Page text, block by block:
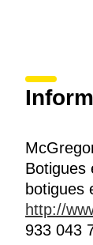
Botigues
botigues
http://
933 043